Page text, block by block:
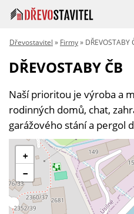
Dřevostavitel » Firmy» DŘEVOSTABY
DŘEVOSTABY ČB
Naší prioritou je výroba a
rodinných domů, chat,
garážového stání a pergol
+
−